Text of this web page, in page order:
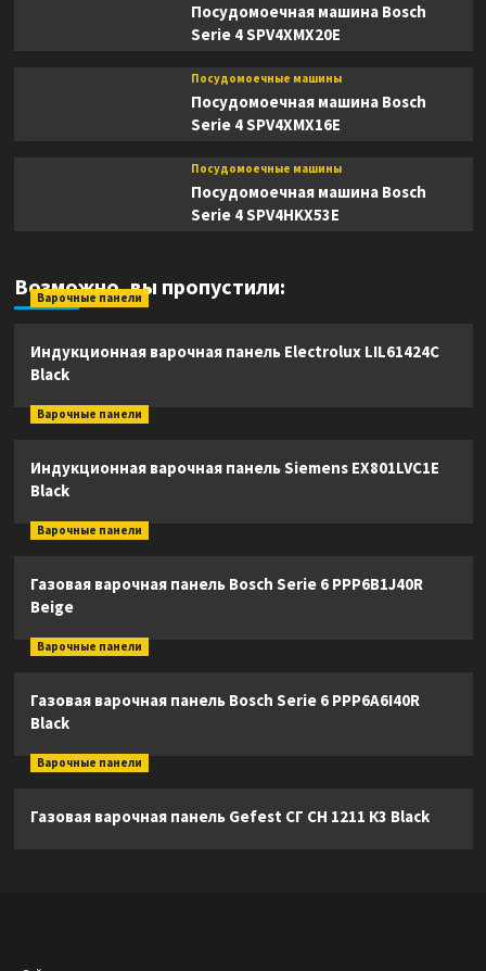
Посудомоечная машина Bosch
Serie 4 SPV4XMX20E
Посудомоечные машины
Посудомоечная машина Bosch
Serie 4 SPV4XMX16E
Посудомоечные машины
Посудомоечная машина Bosch
Serie 4 SPV4HKX53E
Возможно, вы пропустили:
Варочные панели
Индукционная варочная панель Electrolux LIL61424C
Black
Варочные панели
Индукционная варочная панель Siemens EX801LVC1E
Black
Варочные панели
Газовая варочная панель Bosch Serie 6 PPP6B1J40R
Beige
Варочные панели
Газовая варочная панель Bosch Serie 6 PPP6A6I40R
Black
Варочные панели
Газовая варочная панель Gefest СГ СН 1211 К3 Black